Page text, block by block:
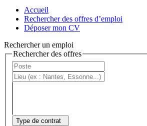
Accueil
Rechercher des offres d’emploi
Déposer mon CV
Rechercher un emploi
Rechercher des offres
Type de contrat